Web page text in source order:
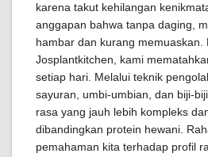
karena takut kehilangan
anggapan bahwa tanpa daging,
hambar dan kurang memuaskan.
Josplantkitchen, kami
setiap hari. Melalui teknik
sayuran, umbi-umbian, dan biji-
rasa yang jauh lebih kompleks
dibandingkan protein hewani.
pemahaman kita terhadap profil